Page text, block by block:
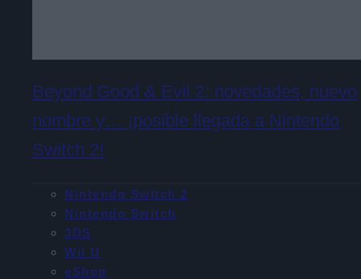
Beyond Good & Evil 2: novedades, nuevo
nombre y… ¡posible llegada a Nintendo
Switch 2!
Nintendo Switch 2
Nintendo Switch
3DS
Wii U
eShop